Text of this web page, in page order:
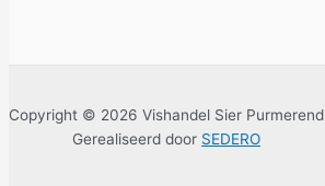
Copyright © 2026 Vishandel Sier Purmerend
Gerealiseerd door SEDERO